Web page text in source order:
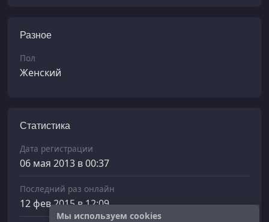
Разное
Пол
Женский
Статистика
Дата регистрации
06 мая 2013 в 00:37
Последний раз онлайн
12 фев 2015 в 12:09
Мы используем cookies